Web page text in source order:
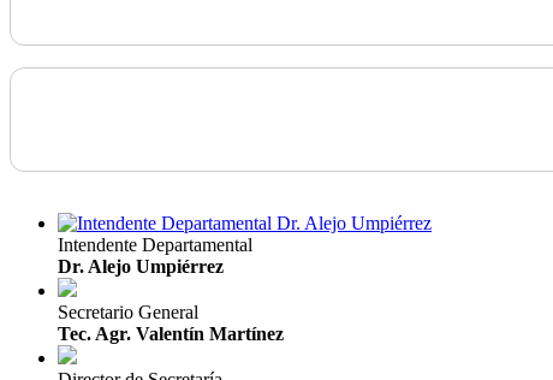
Intendente Departamental
Dr. Alejo Umpiérrez
Secretario General
Tec. Agr. Valentín Martínez